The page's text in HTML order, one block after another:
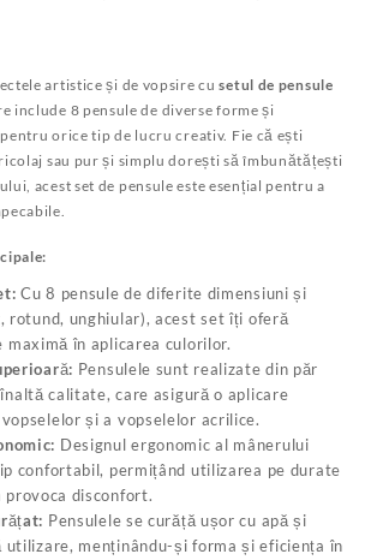
artistice și de vopsire cusetul de pensule
include 8 pensule de diverse forme și
orice tip de lucru creativ. Fie că ești
sau pur și simplu dorești să îmbunătățești
acest set de pensule este esențial pentru a
Cu 8 pensule de diferite dimensiuni și
rotund, unghiular), acest set îți oferă
în aplicarea culorilor.
Pensulele sunt realizate din păr
calitate, care asigură o aplicare
și a vopselelor acrilice.
Designul ergonomic al mânerului
confortabil, permițând utilizarea pe durate
provoca disconfort.
Pensulele se curăță ușor cu apă și
utilizare, menținându-și forma și eficiența în